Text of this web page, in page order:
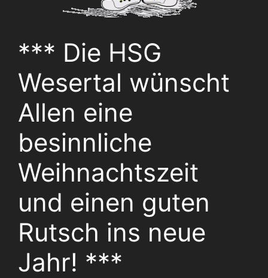
*** Die HSG
Wesertal wünscht
Allen eine
besinnliche
Weihnachtszeit
und einen guten
Rutsch ins neue
Jahr! ***